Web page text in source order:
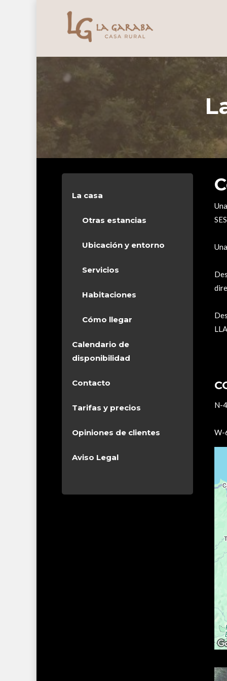
N-
W-
La casa
Otras estancias
Ubicación y entorno
Servicios
Habitaciones
Cómo llegar
Calendario de
disponibilidad
Contacto
Tarifas y precios
Opiniones de clientes
Aviso Legal